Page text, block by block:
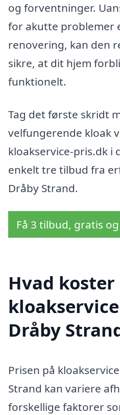
og forventninger.
for akutte problemer
renovering, kan den
sikre, at dit hjem
funktionelt.
Tag det første skridt
velfungerende kloak
kloakservice-pris.dk i
enkelt tre tilbud fra
Dråby Strand.
Få 3 tilbud, gratis
Hvad koster
Dråby
Prisen på
Strand kan variere
forskellige faktorer